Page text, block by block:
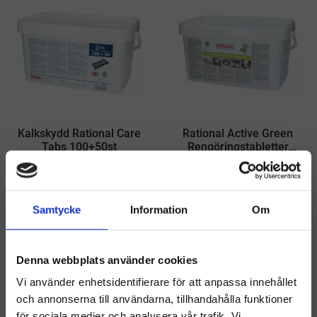
Samtycke Information Om
Denna webbplats använder cookies
Vi använder enhetsidentifierare för att anpassa innehållet
och annonserna till användarna, tillhandahålla funktioner
​Kalkskydd Rational Care
Tabs 100+50st
​Kalkskydd Rational Care
2 744kr
Lägg till i önskelista
​Rational Active Green
Rengöringstabletter
150st
​Rational Active Green
Rengöringstabletter 150st
3 000kr
Lägg